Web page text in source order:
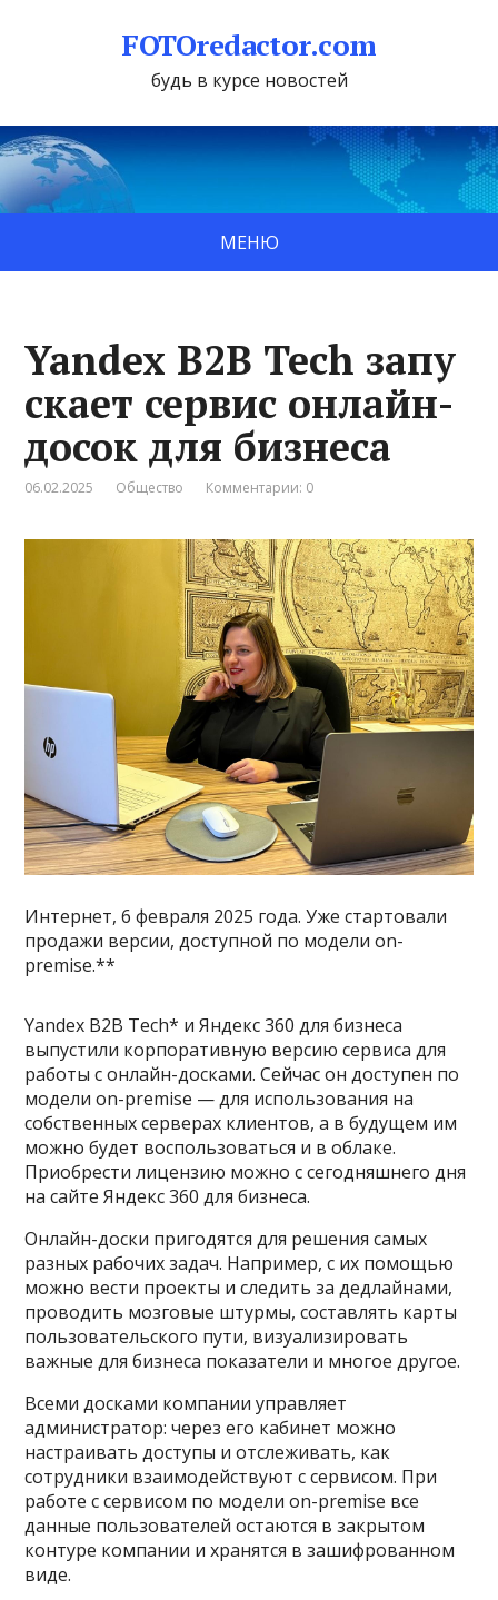
FOTOredactor.com
будь в курсе новостей
МЕНЮ
Yandex B2B Tech запу
скает сервис онлайн-
досок для бизнеса
06.02.2025 Общество Комментарии: 0
Интернет, 6 февраля 2025 года. Уже стартовали
продажи версии, доступной по модели on-
premise.**
Yandex B2B Tech* и Яндекс 360 для бизнеса
выпустили корпоративную версию сервиса для
работы с онлайн-досками. Сейчас он доступен по
модели on-premise — для использования на
собственных серверах клиентов, а в будущем им
можно будет воспользоваться и в облаке.
Приобрести лицензию можно с сегодняшнего дня
на сайте Яндекс 360 для бизнеса.
Онлайн-доски пригодятся для решения самых
разных рабочих задач. Например, с их помощью
можно вести проекты и следить за дедлайнами,
проводить мозговые штурмы, составлять карты
пользовательского пути, визуализировать
важные для бизнеса показатели и многое другое.
Всеми досками компании управляет
администратор: через его кабинет можно
настраивать доступы и отслеживать, как
сотрудники взаимодействуют с сервисом. При
работе с сервисом по модели on-premise все
данные пользователей остаются в закрытом
контуре компании и хранятся в зашифрованном
виде.